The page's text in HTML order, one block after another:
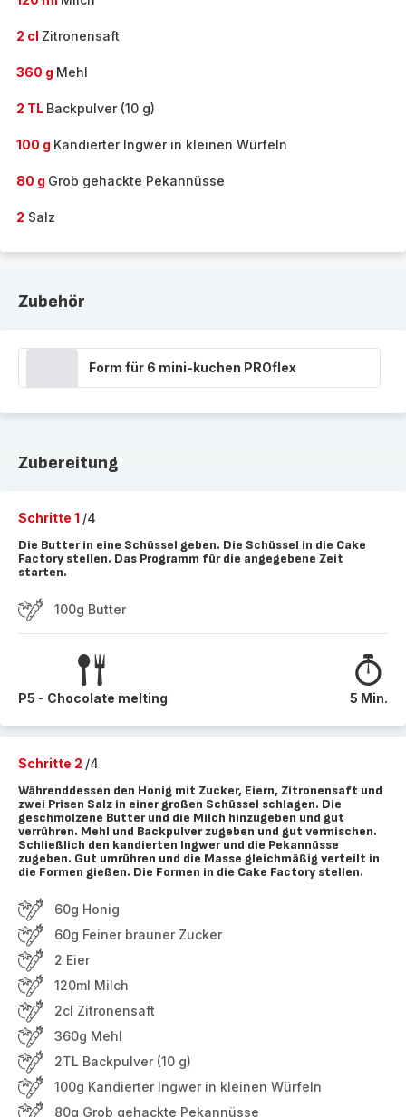
2 cl Zitronensaft
360 g Mehl
2 TL Backpulver (10 g)
100 g Kandierter Ingwer in kleinen Würfeln
80 g Grob gehackte Pekannüsse
2 Salz
Zubehör
Form für 6 mini-kuchen PROflex
Zubereitung
Schritte 1 /4
Die Butter in eine Schüssel geben. Die Schüssel in die Cake
Factory stellen. Das Programm für die angegebene Zeit
starten.
100g Butter
P5 - Chocolate melting 5 Min.
Schritte 2 /4
Währenddessen den Honig mit Zucker, Eiern, Zitronensaft und
zwei Prisen Salz in einer großen Schüssel schlagen. Die
geschmolzene Butter und die Milch hinzugeben und gut
verrühren. Mehl und Backpulver zugeben und gut vermischen.
Schließlich den kandierten Ingwer und die Pekannüsse
zugeben. Gut umrühren und die Masse gleichmäßig verteilt in
die Formen gießen. Die Formen in die Cake Factory stellen.
60g Honig
60g Feiner brauner Zucker
2 Eier
120ml Milch
2cl Zitronensaft
360g Mehl
2TL Backpulver (10 g)
100g Kandierter Ingwer in kleinen Würfeln
80g Grob gehackte Pekannüsse